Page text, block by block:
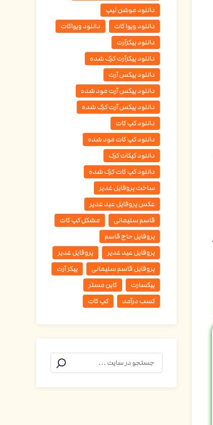
دانلود موشن لیپ
دانلود ویوا کات
دانلود ویواکات
دانلود پیکزآرت
دانلود پیکزآرت کرک شده
دانلود پیکس آرت
دانلود پیکس آرت مود شده
دانلود پیکس آرت کرک شده
دانلود کپ کات
دانلود کپ کات مود شده
دانلود کپکات کرک
دانلود کپ کات کرک شده
ساخت پروفایل غدیر
عکس پروفایل عید غدیر
قاسم سلیمانی
مشکل کپ کات
پروفایل حاج قاسم
پروفایل عید غدیر
پروفایل غدیر
پروفایل قاسم سلیمانی
پیکز آرت
پیکسارت
کاین مستر
کسب درآمد
کپ کات